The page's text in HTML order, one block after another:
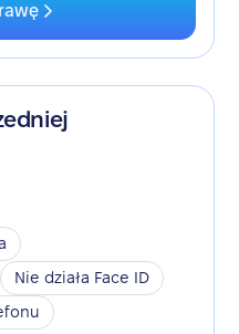
Nie działa Face ID